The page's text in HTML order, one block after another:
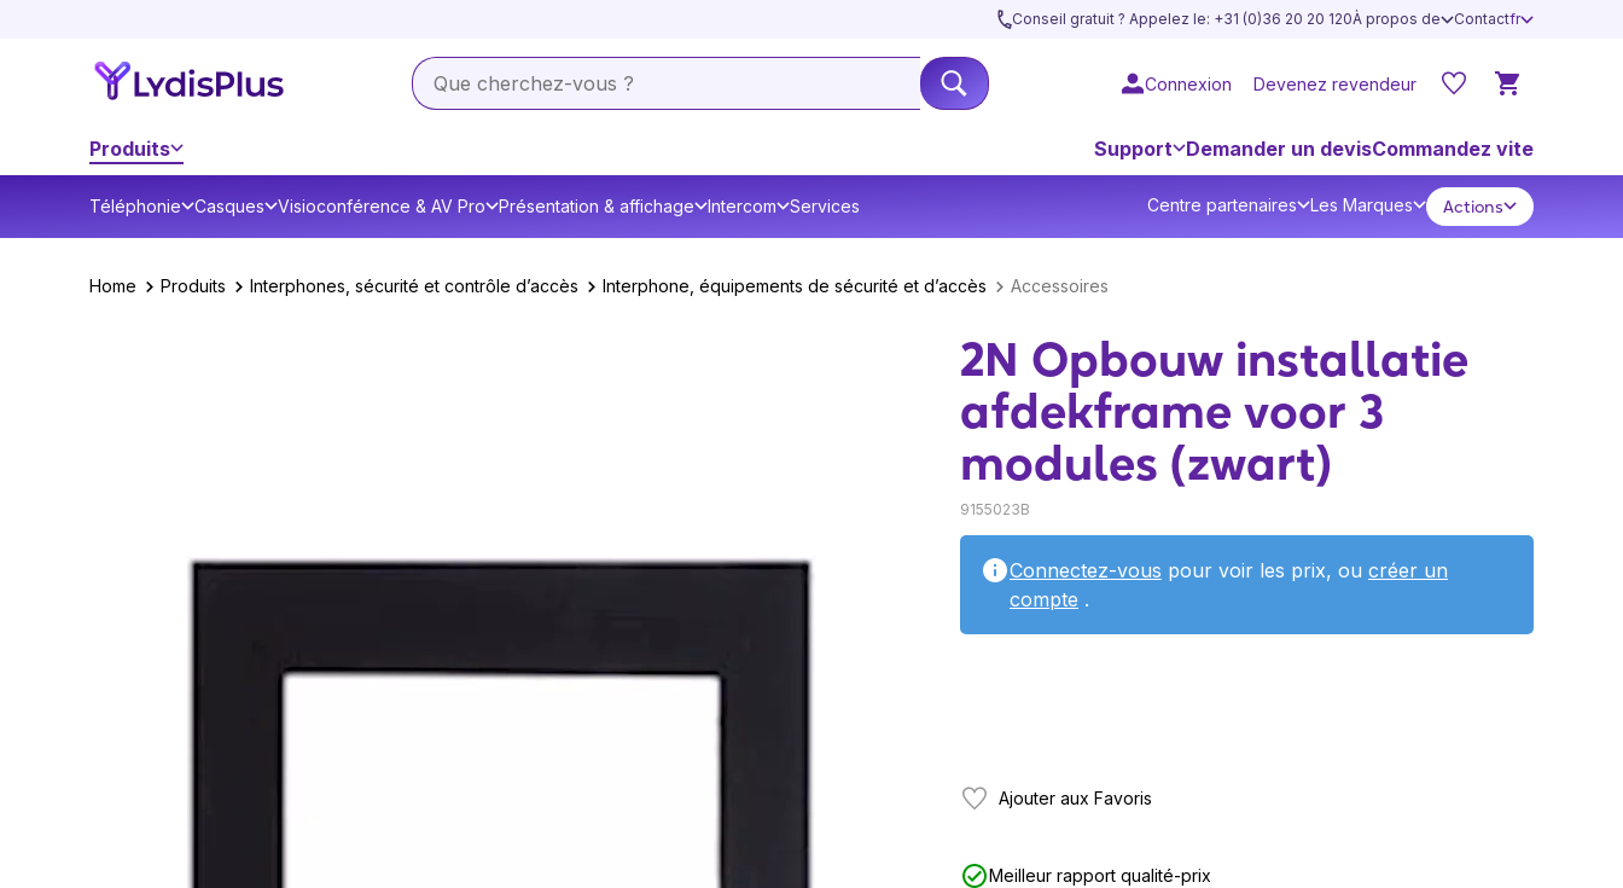
Conseil gratuit ? Appelez le: +31 (0)36 20 20 120À propos de Contactfr
Connexion Devenez revendeur
Produits Support Demander un devisCommandez vite
Téléphonie Casques Visioconférence & AV Pro Présentation & affichage Intercom Services Centre partenaires Les Marques Actions
Home Produits Interphones, sécurité et contrôle d’accès Interphone, équipements de sécurité et d’accès Accessoires
2N Opbouw installatie
afdekframe voor 3
modules (zwart)
9155023B
Connectez-vous pour voir les prix, ou créer un
compte .
Ajouter aux Favoris
Meilleur rapport qualité-prix